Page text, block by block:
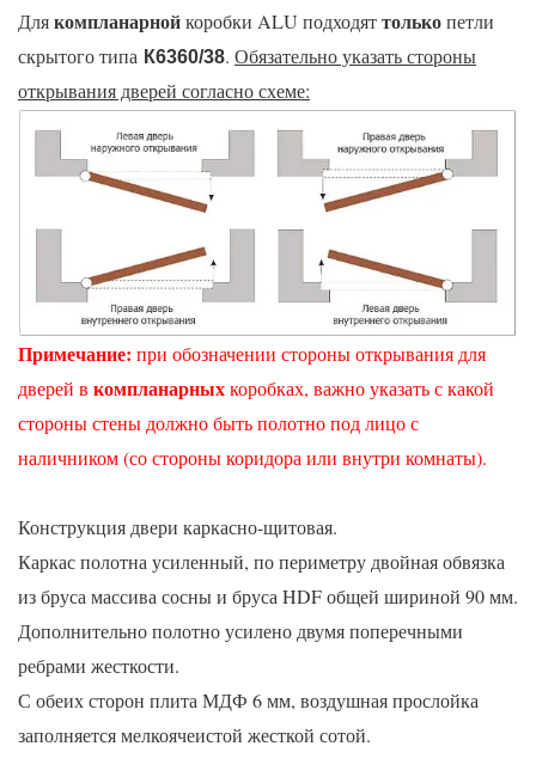
Длякомпланарнойкоробки ALU подходяттолькопетли
скрытого типа К6360/38. Обязательно указать стороны
открывания дверей согласно схеме:
Примечание: при обозначении стороны открывания для
дверей в компланарныхкоробках, важно указать с какой
стороны стены должно быть полотно под лицо с
наличником (со стороны коридора или внутри комнаты).
Конструкция двери каркасно-щитовая.
Каркас полотна усиленный, по периметру двойная обвязка
из бруса массива сосны и бруса HDF общей шириной 90 мм.
Дополнительно полотно усилено двумя поперечными
ребрами жесткости.
С обеих сторон плита МДФ 6 мм, воздушная прослойка
заполняется мелкоячеистой жесткой сотой.